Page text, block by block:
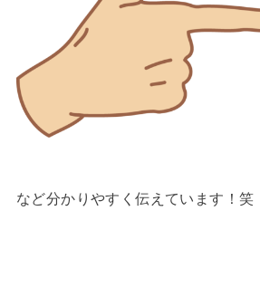
など分かりやすく伝えています！笑